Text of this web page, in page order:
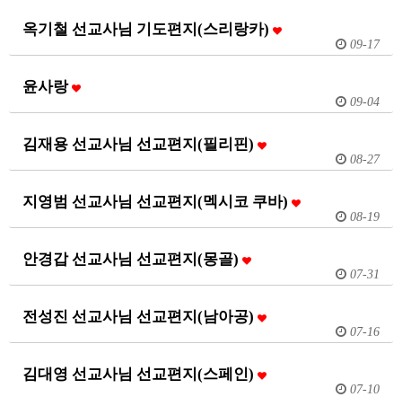
옥기철 선교사님 기도편지(스리랑카)
09-17
윤사랑
09-04
김재용 선교사님 선교편지(필리핀)
08-27
지영범 선교사님 선교편지(멕시코 쿠바)
08-19
안경갑 선교사님 선교편지(몽골)
07-31
전성진 선교사님 선교편지(남아공)
07-16
김대영 선교사님 선교편지(스페인)
07-10